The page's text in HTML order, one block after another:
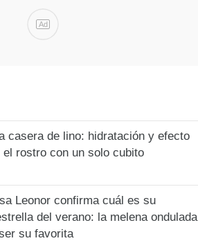
Ad
casera de lino: hidratación y efecto
el rostro con un solo cubito
Leonor confirma cuál es su
del verano: la melena ondulada
su favorita